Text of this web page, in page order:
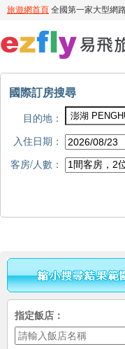
國際訂房搜尋
目的地：
入住日期：
客房/人數：
指定飯店：